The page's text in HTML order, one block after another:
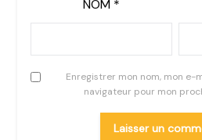
NOM *
Enregistrer mon nom, mon e-
navigateur pour mon